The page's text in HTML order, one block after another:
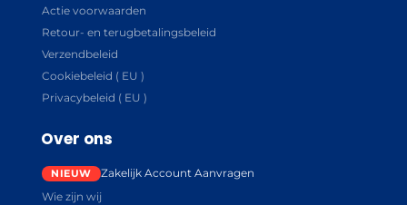
Actie voorwaarden
Retour- en terugbetalingsbeleid
Verzendbeleid
Cookiebeleid ( EU )
Privacybeleid ( EU )
Over ons
Zakelijk Account Aanvragen
Wie zijn wij